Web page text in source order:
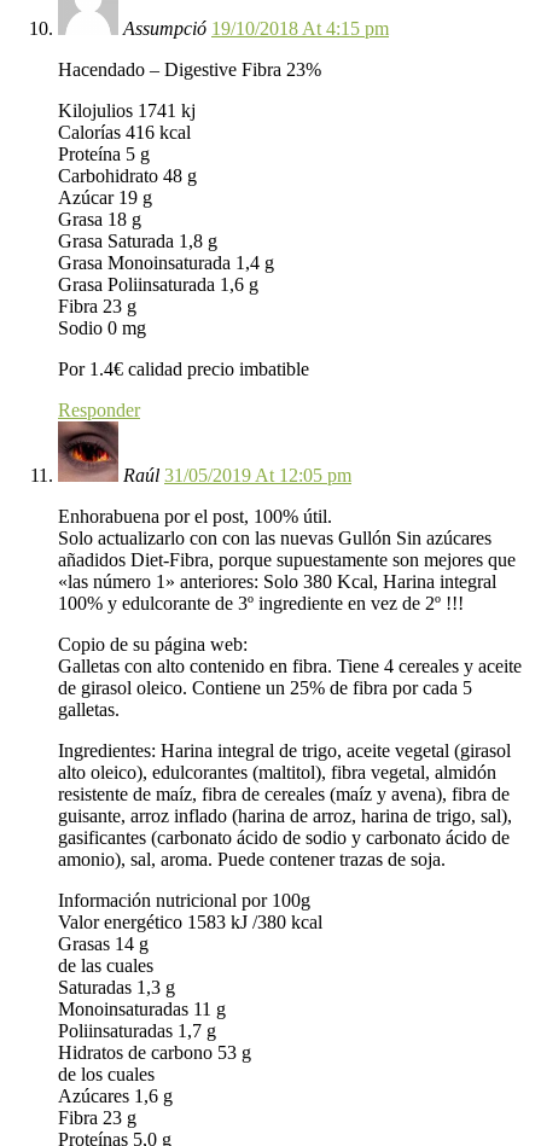
Assumpció 19/10/2018 At 4:15 pm
Hacendado – Digestive Fibra 23%
Kilojulios 1741 kj
Calorías 416 kcal
Proteína 5 g
Carbohidrato 48 g
Azúcar 19 g
Grasa 18 g
Grasa Saturada 1,8 g
Grasa Monoinsaturada 1,4 g
Grasa Poliinsaturada 1,6 g
Fibra 23 g
Sodio 0 mg
Por 1.4€ calidad precio imbatible
Responder
Raúl 31/05/2019 At 12:05 pm
Enhorabuena por el post, 100% útil.
Solo actualizarlo con con las nuevas Gullón Sin azúcares
añadidos Diet-Fibra, porque supuestamente son mejores que
«las número 1» anteriores: Solo 380 Kcal, Harina integral
100% y edulcorante de 3º ingrediente en vez de 2º !!!
Copio de su página web:
Galletas con alto contenido en fibra. Tiene 4 cereales y aceite
de girasol oleico. Contiene un 25% de fibra por cada 5
galletas.
Ingredientes: Harina integral de trigo, aceite vegetal (girasol
alto oleico), edulcorantes (maltitol), fibra vegetal, almidón
resistente de maíz, fibra de cereales (maíz y avena), fibra de
guisante, arroz inflado (harina de arroz, harina de trigo, sal),
gasificantes (carbonato ácido de sodio y carbonato ácido de
amonio), sal, aroma. Puede contener trazas de soja.
Información nutricional por 100g
Valor energético 1583 kJ /380 kcal
Grasas 14 g
de las cuales
Saturadas 1,3 g
Monoinsaturadas 11 g
Poliinsaturadas 1,7 g
Hidratos de carbono 53 g
de los cuales
Azúcares 1,6 g
Fibra 23 g
Proteínas 5,0 g